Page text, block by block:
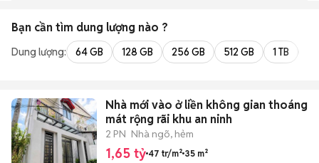
Bạn cần tìm dung lượng nào ?
Dung lượng: 64 GB 128 GB 256 GB 512 GB 1 TB
Nhà mới vào ở liền không gian thoáng
mát rộng rãi khu an ninh
2 PN Nhà ngõ, hẻm
1,65 tỷ 47 tr/m² 35 m²